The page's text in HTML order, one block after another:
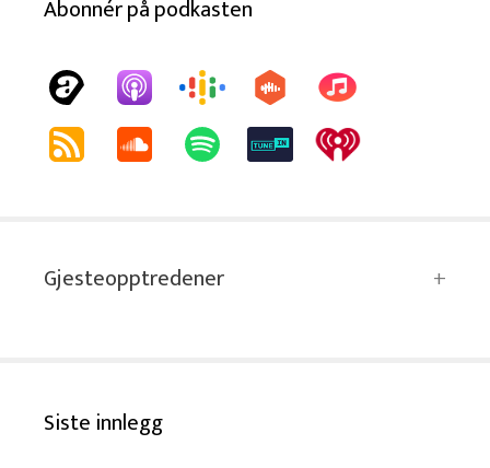
Abonnér på podkasten
Gjesteopptredener
Siste innlegg